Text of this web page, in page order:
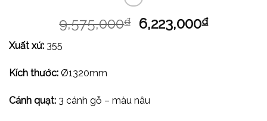
9,575,000₫ 6,223,000₫
Xuất xứ: 355
Kích thước: Ø1320mm
Cánh quạt: 3 cánh gỗ – màu nâu